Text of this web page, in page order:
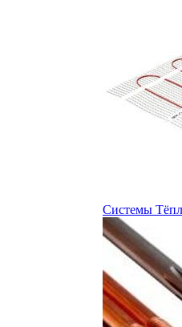
Системы